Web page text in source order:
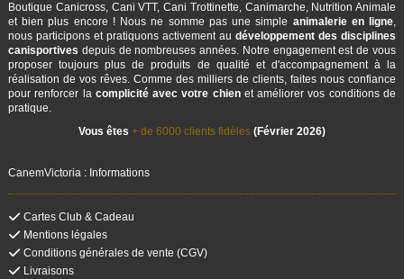
Boutique Canicross, Cani VTT, Cani Trottinette, Canimarche, Nutrition Animale
et bien plus encore ! Nous ne somme pas une simple animalerie en ligne,
nous participons et pratiquons activement au développement des disciplines
canisportives depuis de nombreuses années. Notre engagement est de vous
proposer toujours plus de produits de qualité et d'accompagnement à la
réalisation de vos rêves. Comme des milliers de clients, faites nous confiance
pour renforcer la complicité avec votre chienet améliorer vos conditions de
pratique.
Vous êtes + de 6000 clients fidèles (Février 2026)
CanemVictoria : Informations
Cartes Club & Cadeau
Mentions légales
Conditions générales de vente (CGV)
Livraisons